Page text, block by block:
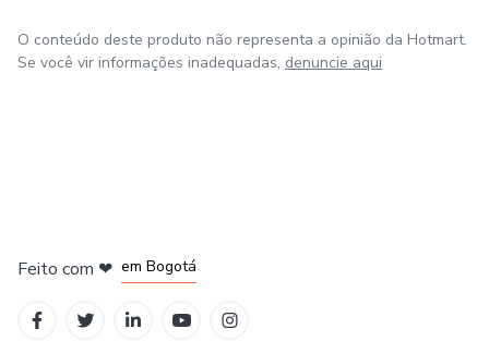
O conteúdo deste produto não representa a opinião da Hotmart.
Se você vir informações inadequadas, denuncie aqui
Feito com ❤ em Bogotá